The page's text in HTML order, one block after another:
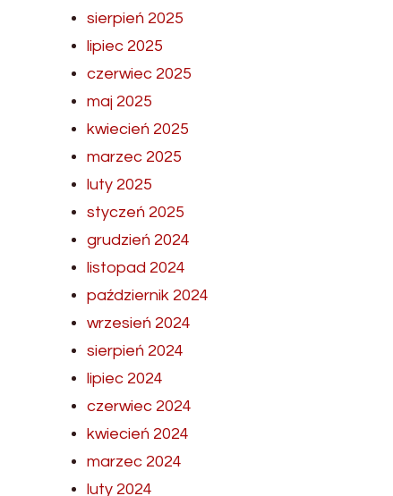
sierpień 2025
lipiec 2025
czerwiec 2025
maj 2025
kwiecień 2025
marzec 2025
luty 2025
styczeń 2025
grudzień 2024
listopad 2024
październik 2024
wrzesień 2024
sierpień 2024
lipiec 2024
czerwiec 2024
kwiecień 2024
marzec 2024
luty 2024